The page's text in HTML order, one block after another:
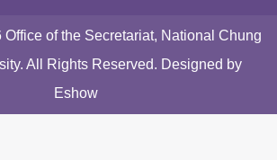
of the Secretariat, National Chung
All Rights Reserved. Designed by
Eshow